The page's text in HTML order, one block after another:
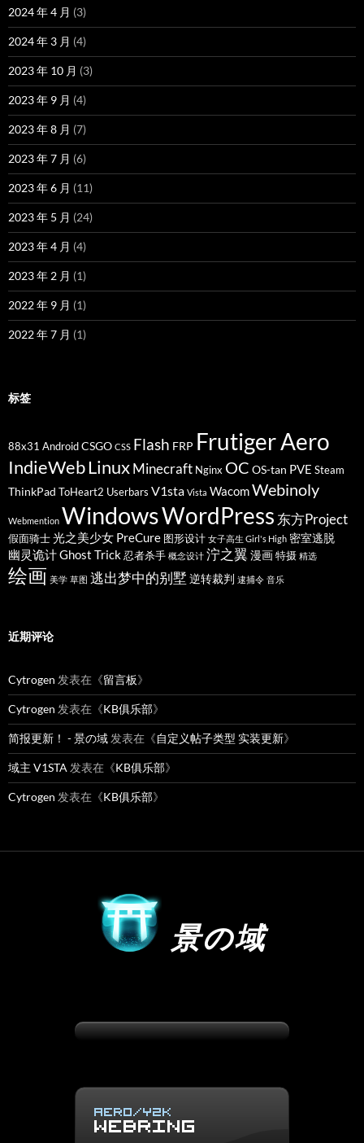
2024 年 4 月 (3)
2024 年 3 月 (4)
2023 年 10 月 (3)
2023 年 9 月 (4)
2023 年 8 月 (7)
2023 年 7 月 (6)
2023 年 6 月 (11)
2023 年 5 月 (24)
2023 年 4 月 (4)
2023 年 2 月 (1)
2022 年 9 月 (1)
2022 年 7 月 (1)
标签
88x31 Android CSGO CSS Flash FRP Frutiger Aero
IndieWebLinuxMinecraft Nginx OC OS-tan PVE Steam
ThinkPad ToHeart2 Userbars V1sta Vista WacomWebinoly
Webmention WindowsWordPress 东方Project
假面骑士 光之美少女 PreCure 图形设计 女子高生 Girl's High 密室逃脱
幽灵诡计 Ghost Trick 忍者杀手 概念设计 泞之翼 漫画 特摄 精选
绘画 美学 草图 逃出梦中的别墅 逆转裁判 逮捕令 音乐
近期评论
Cytrogen 发表在《留言板》
Cytrogen 发表在《KB俱乐部》
简报更新！ - 景の域 发表在《自定义帖子类型 实装更新》
域主 V1STA 发表在《KB俱乐部》
Cytrogen 发表在《KB俱乐部》
景の域